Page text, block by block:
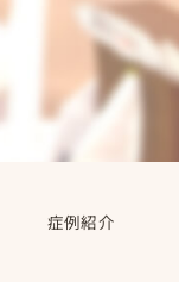
症例紹介